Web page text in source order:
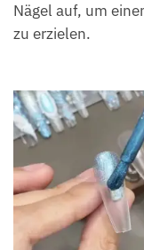
Nägel auf, um
zu erzielen.